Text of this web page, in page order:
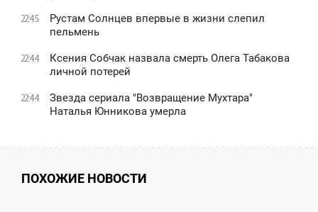
22:45
Рустам Солнцев впервые в жизни слепил
пельмень
22:44
Ксения Собчак назвала смерть Олега Табакова
личной потерей
22:44
Звезда сериала "Возвращение Мухтара"
Наталья Юнникова умерла
ПОХОЖИЕ НОВОСТИ